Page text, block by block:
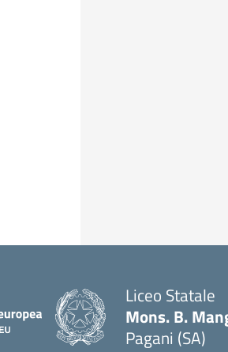
Liceo Statale
Mons. B.
Pagani (SA)